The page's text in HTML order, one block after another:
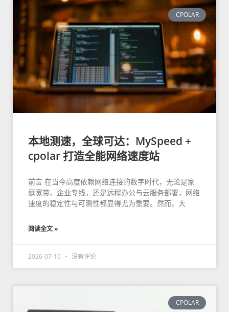
CPOLAR
本地测速，全球可达：MySpeed +
cpolar 打造全能网络速度站
前言 在当今高度依赖网络连接的数字时代，无论是家
庭宽带、企业专线，还是远程办公与云服务部署，网络
速度的稳定性与可测性都显得尤为重要。然而，大
阅读全文 »
2026-07-10 没有评论
CPOLAR